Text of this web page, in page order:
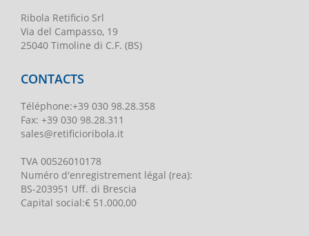
Ribola Retificio Srl
Via del Campasso, 19
25040 Timoline di C.F. (BS)
CONTACTS
Téléphone:+39 030 98.28.358
Fax: +39 030 98.28.311
sales@retificioribola.it
TVA 00526010178
Numéro d'enregistrement légal (rea):
BS-203951 Uff. di Brescia
Capital social:€ 51.000,00